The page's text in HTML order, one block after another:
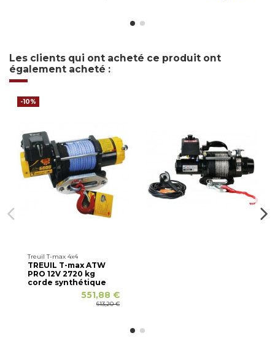
Les clients qui ont acheté ce produit ont
également acheté :
-10%
Treuil T-max 4x4
TREUIL T-max ATW
PRO 12V 2720 kg
corde synthétique
551,88 €
613,20 €